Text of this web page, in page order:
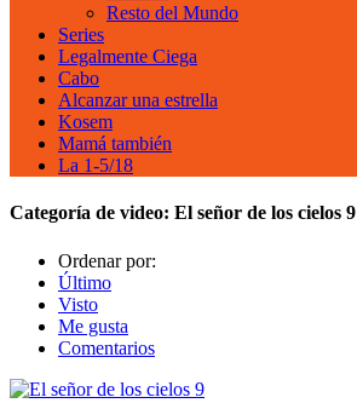
Resto del Mundo
Series
Legalmente Ciega
Cabo
Alcanzar una estrella
Kosem
Mamá también
La 1-5/18
Categoría de video: El señor de los cielos 9
Ordenar por:
Último
Visto
Me gusta
Comentarios